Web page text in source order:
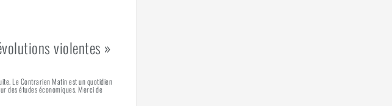
violentes »
Le Contrarien Matin est un quotidien
des études économiques. Merci de